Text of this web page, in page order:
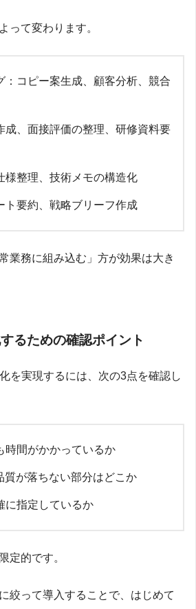
って変わります。
：コピー案生成、顧客分析、競合
成、面接評価の整理、研修資料要
様整理、技術メモの構造化
ト要約、戦略ブリーフ作成
業務に組み込む」方が効果は大き
るための確認ポイント
を実現するには、次の3点を確認し
時間がかかっているか
質が落ちない部分はどこか
に指定しているか
定的です。
絞って導入することで、はじめて